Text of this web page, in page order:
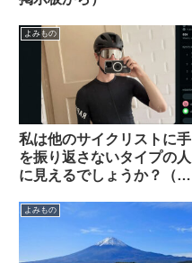
よみもの
私は他のサイクリストに手
を振り返さないタイプの人
に見えるでしょうか？（海
よみもの